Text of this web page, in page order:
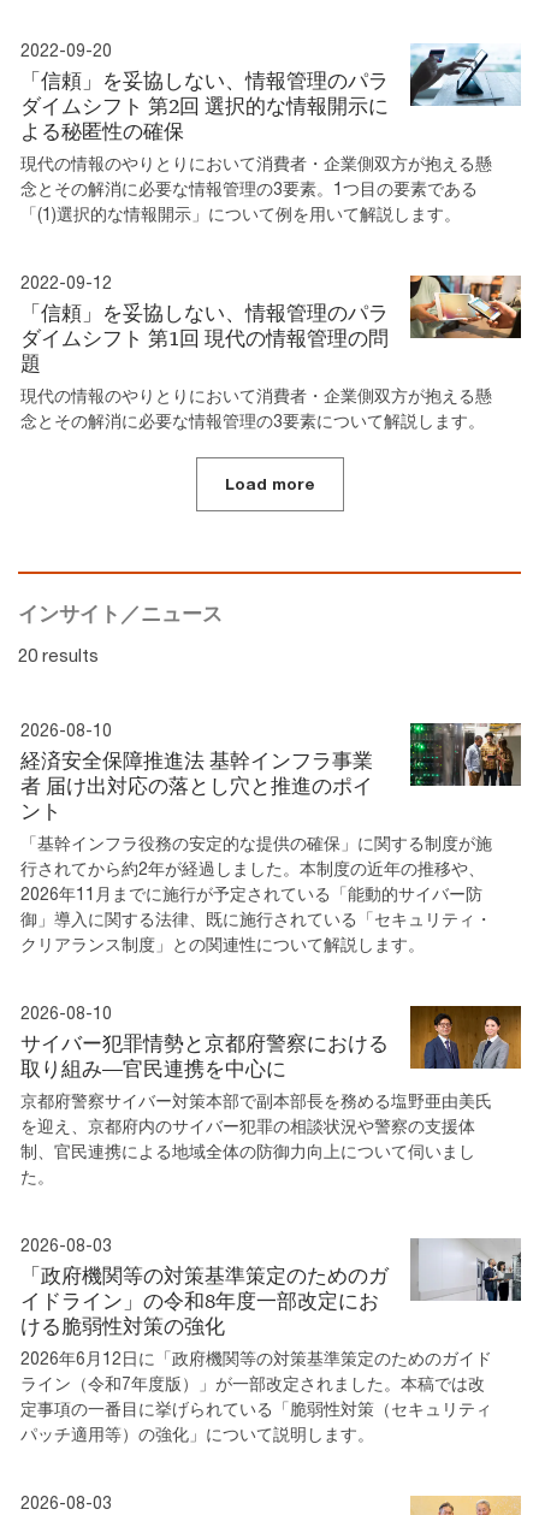
2022-09-20
「信頼」を妥協しない、情報管理のパラ
ダイムシフト 第2回 選択的な情報開示に
よる秘匿性の確保
現代の情報のやりとりにおいて消費者・企業側双方が抱える懸
念とその解消に必要な情報管理の3要素。1つ目の要素である
「(1)選択的な情報開示」について例を用いて解説します。
2022-09-12
「信頼」を妥協しない、情報管理のパラ
ダイムシフト 第1回 現代の情報管理の問
題
現代の情報のやりとりにおいて消費者・企業側双方が抱える懸
念とその解消に必要な情報管理の3要素について解説します。
Load more
インサイト／ニュース
20 results
2026-08-10
経済安全保障推進法 基幹インフラ事業
者 届け出対応の落とし穴と推進のポイ
ント
「基幹インフラ役務の安定的な提供の確保」に関する制度が施
行されてから約2年が経過しました。本制度の近年の推移や、
2026年11月までに施行が予定されている「能動的サイバー防
御」導入に関する法律、既に施行されている「セキュリティ・
クリアランス制度」との関連性について解説します。
2026-08-10
サイバー犯罪情勢と京都府警察における
取り組み―官民連携を中心に
京都府警察サイバー対策本部で副本部長を務める塩野亜由美氏
を迎え、京都府内のサイバー犯罪の相談状況や警察の支援体
制、官民連携による地域全体の防御力向上について伺いまし
た。
2026-08-03
「政府機関等の対策基準策定のためのガ
イドライン」の令和8年度一部改定にお
ける脆弱性対策の強化
2026年6月12日に「政府機関等の対策基準策定のためのガイド
ライン（令和7年度版）」が一部改定されました。本稿では改
定事項の一番目に挙げられている「脆弱性対策（セキュリティ
パッチ適用等）の強化」について説明します。
2026-08-03